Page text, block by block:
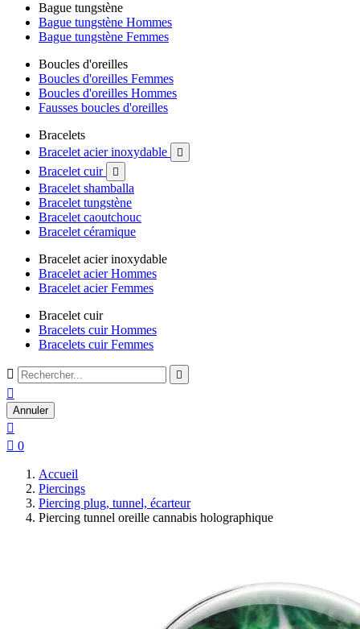
Bague tungstène
Bague tungstène Hommes
Bague tungstène Femmes
Boucles d'oreilles
Boucles d'oreilles Femmes
Boucles d'oreilles Hommes
Fausses boucles d'oreilles
Bracelets
Bracelet acier inoxydable

Bracelet cuir 
Bracelet shamballa
Bracelet tungstène
Bracelet caoutchouc
Bracelet céramique
Bracelet acier inoxydable
Bracelet acier Hommes
Bracelet acier Femmes
Bracelet cuir
Bracelets cuir Hommes
Bracelets cuir Femmes
 

Annuler

 0
Accueil
Piercings
Piercing plug, tunnel, écarteur
Piercing tunnel oreille cannabis holographique